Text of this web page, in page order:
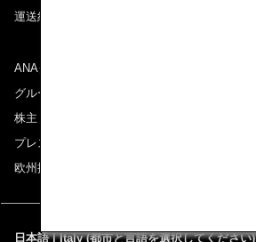
運送約款
ANAグループについて
グループ企業一覧
株主・投資家情報
プレスリリース
欧州採用情報
日本語 | Italy (都市と言語を選択してください)